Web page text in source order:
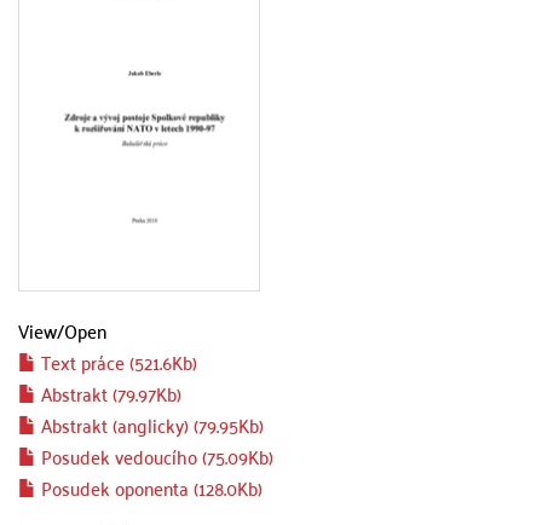
View/Open
Text práce (521.6Kb)
Abstrakt (79.97Kb)
Abstrakt (anglicky) (79.95Kb)
Posudek vedoucího (75.09Kb)
Posudek oponenta (128.0Kb)